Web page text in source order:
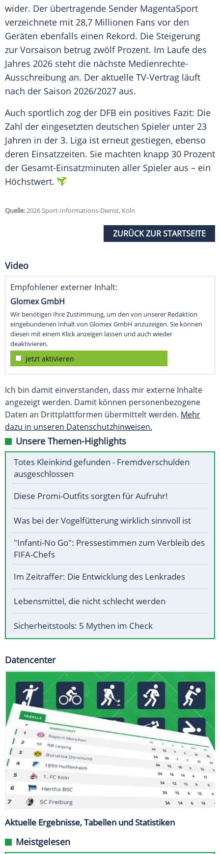
wider. Der übertragende Sender MagentaSport
verzeichnete mit 28,7 Millionen Fans vor den
Geräten ebenfalls einen Rekord. Die Steigerung
zur Vorsaison betrug zwölf Prozent. Im Laufe des
Jahres 2026 steht die nächste Medienrechte-
Ausschreibung an. Der aktuelle TV-Vertrag läuft
nach der Saison 2026/2027 aus.
Auch sportlich zog der DFB ein positives Fazit: Die
Zahl der eingesetzten deutschen Spieler unter 23
Jahren in der 3. Liga ist erneut gestiegen, ebenso
deren Einsatzzeiten. Sie machten knapp 30 Prozent
der Gesamt-Einsatzminuten aller Spieler aus – ein
Höchstwert.
Quelle:2026 Sport-Informations-Dienst, Köln
ZURÜCK ZUR STARTSEITE
Video
Empfohlener externer Inhalt:
Glomex GmbH
Wir benötigen Ihre Zustimmung, um den von unserer Redaktion
eingebundenen Inhalt von Glomex GmbH anzuzeigen. Sie können
diesen mit einem Klick anzeigen lassen und auch wieder
deaktivieren.
jetzt aktivieren
Ich bin damit einverstanden, dass mir externe Inhalte
angezeigt werden. Damit können personenbezogene
Daten an Drittplattformen übermittelt werden. Mehr
dazu in unseren Datenschutzhinweisen.
Unsere Themen-Highlights
Totes Kleinkind gefunden - Fremdverschulden
ausgeschlossen
Diese Promi-Outfits sorgten für Aufruhr!
Was bei der Vogelfütterung wirklich sinnvoll ist
"Infanti-No Go": Pressestimmen zum Verbleib des
FIFA-Chefs
Im Zeitraffer: Die Entwicklung des Lenkrades
Lebensmittel, die nicht schlecht werden
Sicherheitstools: 5 Mythen im Check
Datencenter
Aktuelle Ergebnisse, Tabellen und Statistiken
Meistgelesen